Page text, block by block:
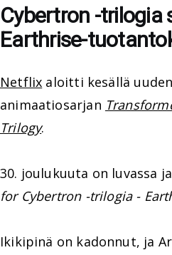
Cybertron -trilogia
Earthrise-
Netflix aloitti kesällä
animaatiosarjan
Trilogy.
30. joulukuuta on luvassa
for Cybertron -trilogia -
Ikikipinä on kadonnut, ja